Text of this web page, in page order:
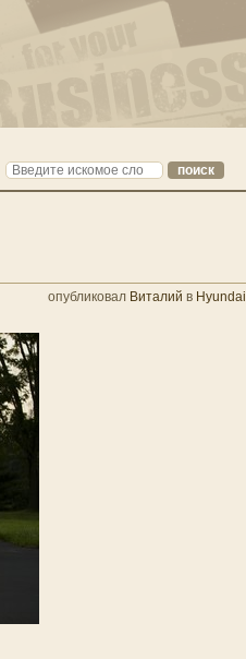
опубликовал Виталий в Hyundai